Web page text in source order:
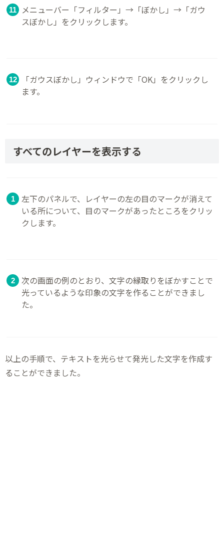
メニューバー「フィルター」→「ぼかし」→「ガウ
スぼかし」をクリックします。
「ガウスぼかし」ウィンドウで「OK」をクリックし
ます。
すべてのレイヤーを表示する
左下のパネルで、レイヤーの左の目のマークが消えて
いる所について、目のマークがあったところをクリッ
クします。
次の画面の例のとおり、文字の縁取りをぼかすことで
光っているような印象の文字を作ることができまし
た。
以上の手順で、テキストを光らせて発光した文字を作成す
ることができました。